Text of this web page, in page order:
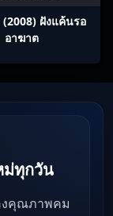
ฝังแค้นรอ
อาฆาต
ม่ทุกวัน
งคุณภาพคม